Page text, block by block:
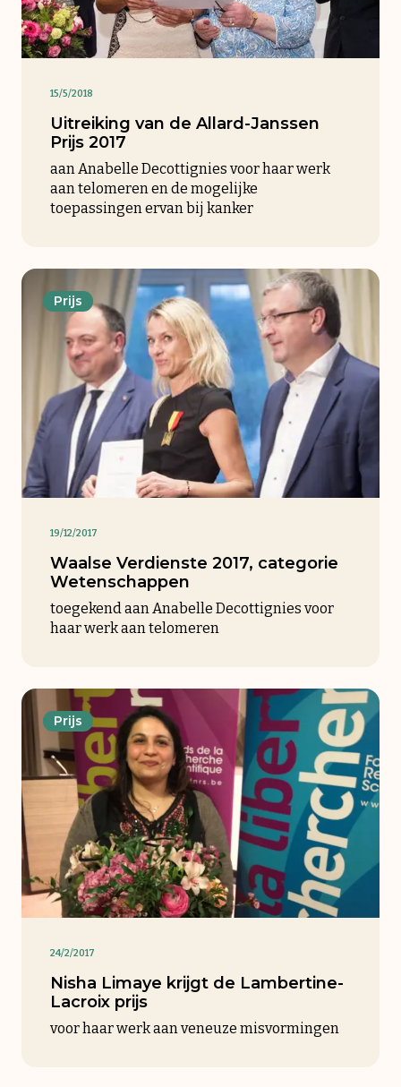
15/5/2018
Uitreiking van de Allard-Janssen
Prijs 2017
aan Anabelle Decottignies voor haar werk
aan telomeren en de mogelijke
toepassingen ervan bij kanker
Prijs
19/12/2017
Waalse Verdienste 2017, categorie
Wetenschappen
toegekend aan Anabelle Decottignies voor
haar werk aan telomeren
Prijs
24/2/2017
Nisha Limaye krijgt de Lambertine-
Lacroix prijs
voor haar werk aan veneuze misvormingen